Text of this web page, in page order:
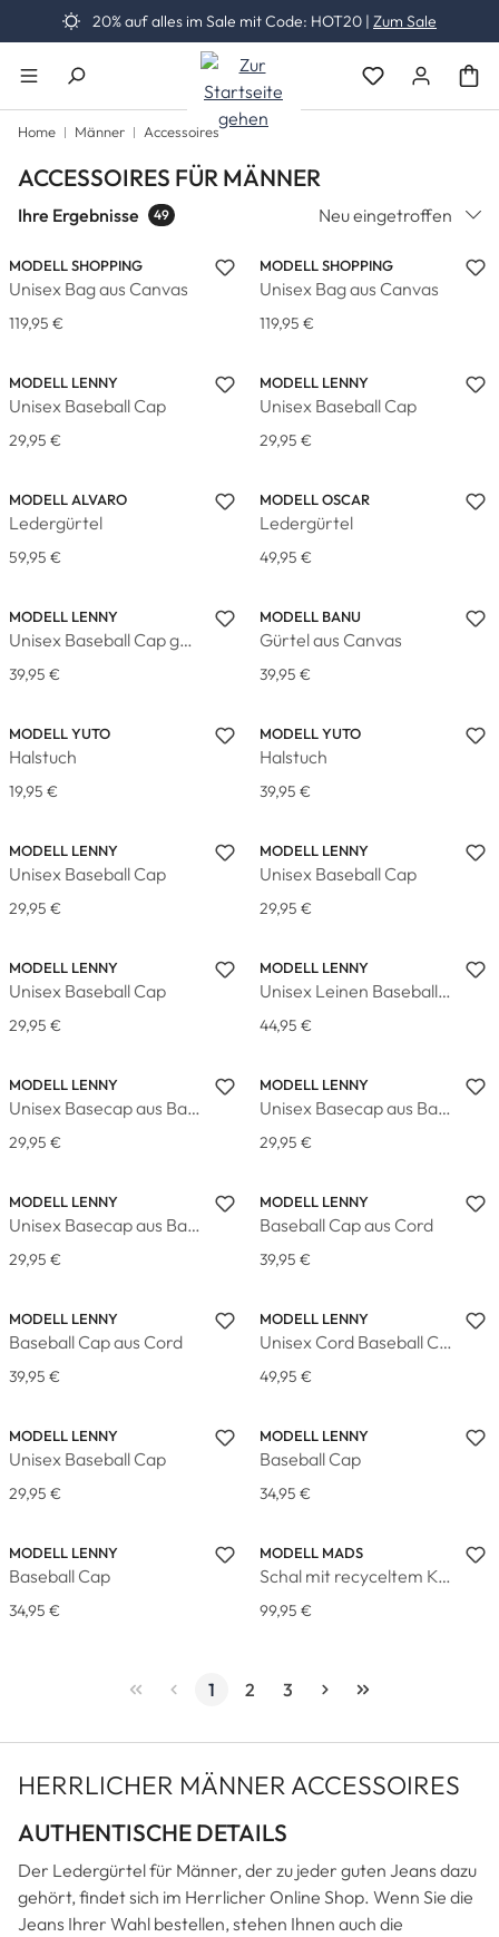
Zum Hauptinhalt springen
20% auf alles im Sale mit Code: HOT20 | Zum Sale
Du hast 0
Home Männer Accessoires
ACCESSOIRES FÜR MÄNNER
Ihre Ergebnisse 49 Neu eingetroffen
MODELL SHOPPING
Unisex Bag aus Canvas
119,95 €
MODELL SHOPPING
Unisex Bag aus Canvas
119,95 €
MODELL LENNY
Unisex Baseball Cap
29,95 €
MODELL LENNY
Unisex Baseball Cap
29,95 €
MODELL ALVARO
Ledergürtel
59,95 €
MODELL OSCAR
Ledergürtel
49,95 €
MODELL LENNY
Unisex Baseball Cap gestreift
39,95 €
MODELL BANU
Gürtel aus Canvas
39,95 €
MODELL YUTO
Halstuch
19,95 €
MODELL YUTO
Halstuch
39,95 €
MODELL LENNY
Unisex Baseball Cap
29,95 €
MODELL LENNY
Unisex Baseball Cap
29,95 €
MODELL LENNY
Unisex Baseball Cap
29,95 €
MODELL LENNY
Unisex Leinen Baseball Cap
44,95 €
MODELL LENNY
Unisex Basecap aus Baumwolle
29,95 €
MODELL LENNY
Unisex Basecap aus Baumwolle
29,95 €
MODELL LENNY
Unisex Basecap aus Baumwolle
29,95 €
MODELL LENNY
Baseball Cap aus Cord
39,95 €
MODELL LENNY
Baseball Cap aus Cord
39,95 €
MODELL LENNY
Unisex Cord Baseball Cap
49,95 €
MODELL LENNY
Unisex Baseball Cap
29,95 €
MODELL LENNY
Baseball Cap
34,95 €
MODELL LENNY
Baseball Cap
34,95 €
MODELL MADS
Schal mit recyceltem Kaschmir
99,95 €
Seite
1 Seite
2 Seite
3
HERRLICHER MÄNNER ACCESSOIRES
AUTHENTISCHE DETAILS
Der Ledergürtel für Männer, der zu jeder guten Jeans dazu
gehört, findet sich im Herrlicher Online Shop. Wenn Sie die
Jeans Ihrer Wahl bestellen, stehen Ihnen auch die